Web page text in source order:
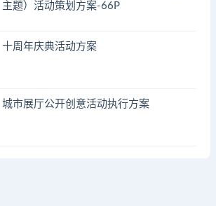
主题）活动策划方案-66P
十周年庆典活动方案
城市展厅公开创意活动执行方案